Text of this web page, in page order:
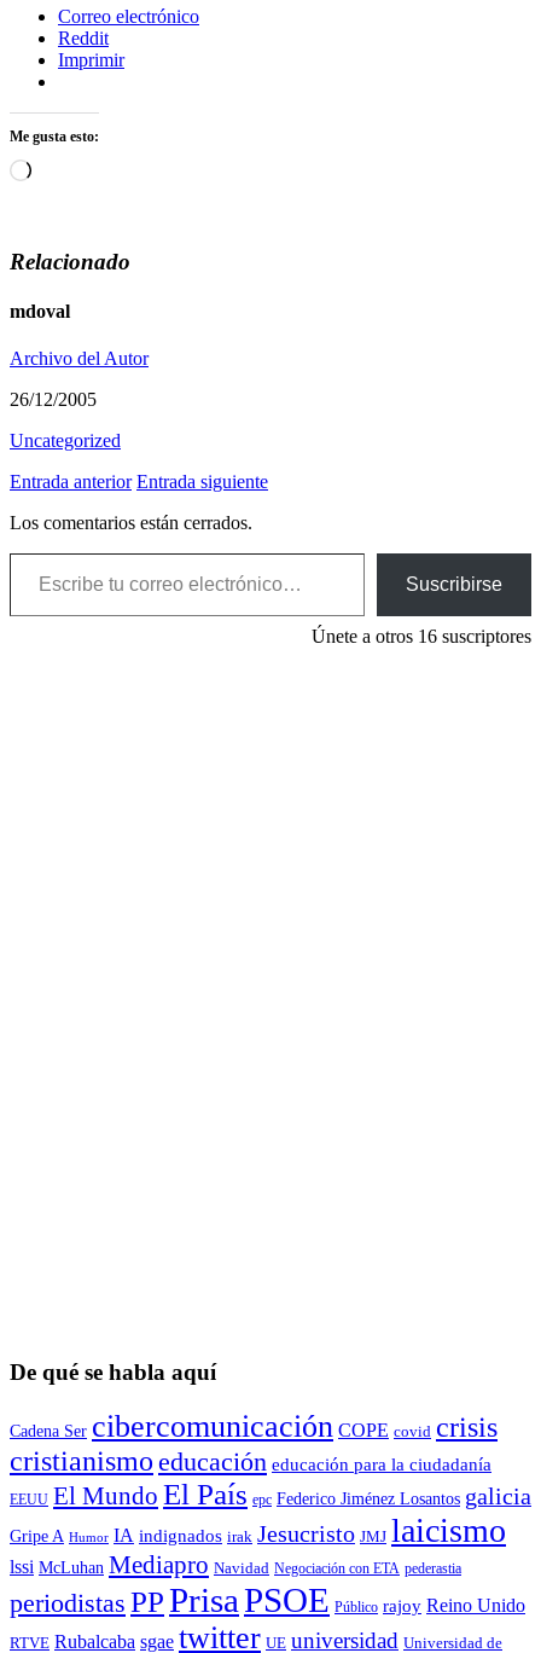
Correo electrónico
Reddit
Imprimir
Me gusta esto:
Cargando...
Relacionado
mdoval
Archivo del Autor
26/12/2005
Uncategorized
Entrada anterior Entrada siguiente
Los comentarios están cerrados.
Escribe tu correo electrónico…
Suscribirse
Únete a otros 16 suscriptores
De qué se habla aquí
Cadena Ser cibercomunicación COPE covid crisis
cristianismo educación educación para la ciudadaní­a
EEUU El Mundo El País epc Federico Jiménez Losantos galicia
Gripe A Humor IA indignados irak Jesucristo JMJ laicismo
lssi McLuhan Mediapro Navidad Negociación con ETA pederastia
periodistas PPPrisaPSOE Público rajoy Reino Unido
RTVE Rubalcaba sgae twitter UE universidad Universidad de